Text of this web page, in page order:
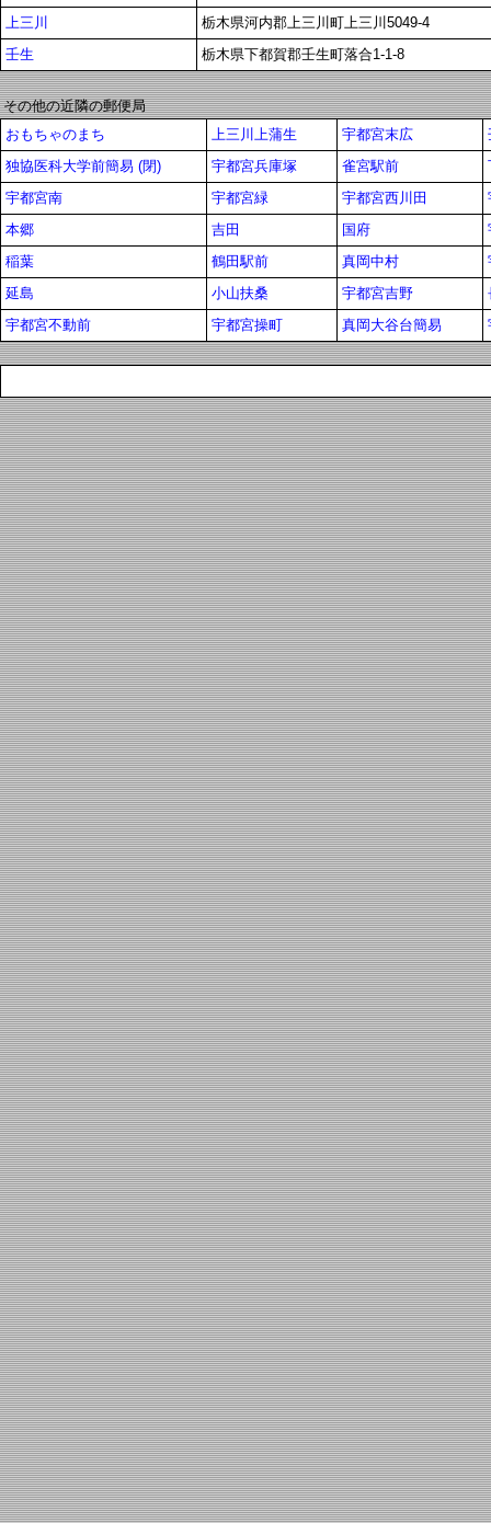
上三川
栃木県河内郡上三川町上三川5049-4
壬生
栃木県下都賀郡壬生町落合1-1-8
その他の近隣の郵便局
おもちゃのまち
上三川上蒲生 宇都宮末広
独協医科大学前簡易 (閉)
宇都宮兵庫塚 雀宮駅前
宇都宮南
宇都宮緑 宇都宮西川田
本郷
吉田 国府
稲葉
鶴田駅前 真岡中村
延島
小山扶桑 宇都宮吉野
宇都宮不動前
宇都宮操町 真岡大谷台簡易